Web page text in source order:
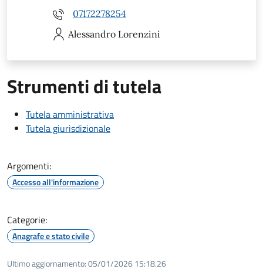
07172278254
Alessandro Lorenzini
Strumenti di tutela
Tutela amministrativa
Tutela giurisdizionale
Argomenti:
Accesso all'informazione
Categorie:
Anagrafe e stato civile
Ultimo aggiornamento:05/01/2026 15:18.26